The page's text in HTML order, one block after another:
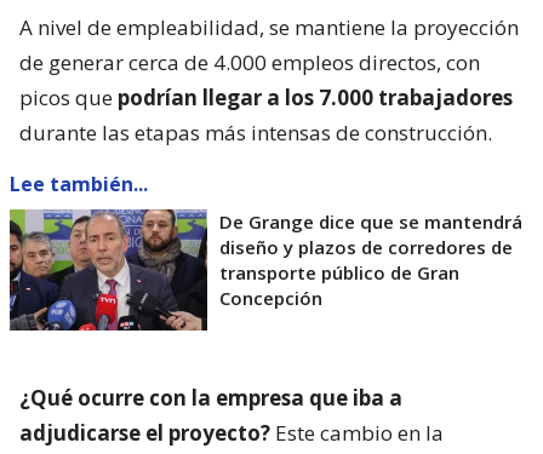
A nivel de empleabilidad, se mantiene la proyección
de generar cerca de 4.000 empleos directos, con
picos que podrían llegar a los 7.000 trabajadores
durante las etapas más intensas de construcción.
Lee también...
De Grange dice que se mantendrá
diseño y plazos de corredores de
transporte público de Gran
Concepción
¿Qué ocurre con la empresa que iba a
adjudicarse el proyecto? Este cambio en la